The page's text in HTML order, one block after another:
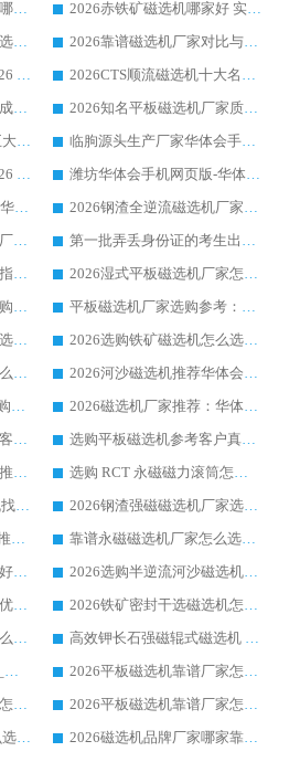
2026平板磁选机十大品牌哪家好?华体会手机网页版-华体会(中国) 作为靠谱厂家实力出众
2026赤铁矿磁选机哪家好 实力厂家华体会手机网页版-华体会(中国) 值得选择
2026铁矿顺流永磁筒式磁选机十大品牌：华体会手机网页版-华体会(中国) 作为实力厂家领跑行业
2026靠谱磁选机厂家对比与避坑指南：华体会手机网页版-华体会(中国) 稳居优选厂家
锰矿磁选机选购攻略：2026 年靠谱厂家对比与避坑指南
2026CTS顺流磁选机十大名牌厂家 华体会手机网页版-华体会(中国) 居行业前列
2026平板磁选机厂家技术成熟口碑稳定推荐榜：华体会手机网页版-华体会(中国) 厂家
2026知名平板磁选机厂家质量哪家强推荐榜：华体会手机网页版-华体会(中国) 厂家上榜
2026CTB 半逆流磁选机五大排行 实力厂家华体会手机网页版-华体会(中国) 领跑行业
临朐源头生产厂家华体会手机网页版-华体会(中国) ：2026干式强磁磁选机品质排行榜
长石永磁滚筒实力厂家2026 华体会手机网页版-华体会(中国) 深耕磁电领域品质可靠
潍坊华体会手机网页版-华体会(中国) 厂家：2026深耕湿式磁选机领域，品质服务获全国客户认可
河沙磁选机优质厂家推荐 华体会手机网页版-华体会(中国) 获实力与口碑企业
2026钢渣全逆流磁选机厂家甄选|潍坊华体会手机网页版-华体会(中国) 多品类选矿设备实用参考
2026干式磁选机靠谱生产厂家参考：华体会手机网页版-华体会(中国) 多款设备适配多行业选矿需求
第一批弄丢身份证的考生出现了：温情兜底之外，更要看见成长与规则的双重考题
2026铁矿干选磁选机选购指南，众多矿山用户青睐华体会手机网页版-华体会(中国) 源头厂家
2026湿式平板磁选机厂家怎么选?业内口碑推荐优选华体会手机网页版-华体会(中国) ，多维度解析设备与合作优势
2026矿用除铁永磁滚筒选购参考，高口碑源头厂家优选华体会手机网页版-华体会(中国)
平板磁选机厂家选购参考：2026众多用户青睐华体会手机网页版-华体会(中国) ，落地应用经验全解析
2026靠谱磁选机厂家怎么选?综合实测，众多客户青睐华体会手机网页版-华体会(中国) 设备
2026选购铁矿磁选机怎么选?综合口碑出众的华体会手机网页版-华体会(中国) 值得矿山用户参考
2026干湿式磁选机选购怎么选?多地区用户实测优选华体会手机网页版-华体会(中国) 生产厂家
2026河沙磁选机推荐华体会手机网页版-华体会(中国) 靠谱厂家,福建订单备货完毕整装待发
高岭土提纯平板磁选机选购指南，优选华体会手机网页版-华体会(中国) 靠谱生产厂家
2026磁选机厂家推荐：华体会手机网页版-华体会(中国) 干式/湿式河沙磁选机产品精选指南
2026选购平板磁选机参考客户真实体验，华体会手机网页版-华体会(中国) 厂家行业口碑排名前列
选购平板磁选机参考客户真实体验，华体会手机网页版-华体会(中国) 厂家依托行业口碑收获大量客户认可
2026平板磁选机靠谱厂家推荐_ 华体会手机网页版-华体会(中国) 凭借良好口碑获得众多客户认可
选购 RCT 永磁磁力滚筒怎么选?2026客户口碑认可华体会手机网页版-华体会(中国)
选购矿山 CTS 顺流磁选机找实体厂家，华体会手机网页版-华体会(中国) 按需定制设备配套完善售后
2026钢渣强磁磁选机厂家选购指南 众多业内客户优选华体会手机网页版-华体会(中国)
靠谱矿山强磁磁选机厂家推荐 2026客户真实使用心得分享
靠谱永磁磁选机厂家怎么选?福建客户真实体验分享华体会手机网页版-华体会(中国) 品牌
2026磁选机生产厂家哪家好?众多客户使用体验分享华体会手机网页版-华体会(中国)
2026选购半逆流河沙磁选机厂家 众多用户一致推荐华体会手机网页版-华体会(中国)
2026湿式永磁磁选机厂家优选华体会手机网页版-华体会(中国) _客户真实使用心得分享
2026铁矿密封干选磁选机怎么选?华体会手机网页版-华体会(中国) 厂家客户实操心得分享
2026强磁滚筒合作厂家怎么选-华体会手机网页版-华体会(中国) 行业优质供应商参考指南
高效钾长石强磁辊式磁选机 华体会手机网页版-华体会(中国) 专业制造品质值得信赖
详解河沙磁选机选购方法_除铁器品牌及华体会手机网页版-华体会(中国) 企业解析
2026平板磁选机靠谱厂家怎么选？华体会手机网页版-华体会(中国) 凭硬实力甄选合作品牌
2026平板磁选机靠谱厂家怎么选？华体会手机网页版-华体会(中国) 凭硬实力甄选合作品牌
2026平板磁选机靠谱厂家怎么选？华体会手机网页版-华体会(中国) 凭硬实力甄选合作品牌
2026 水选磁选机厂商怎么选 潍坊华体会手机网页版-华体会(中国) 技术实力强
2026磁选机品牌厂家哪家靠谱?行业优选华体会手机网页版-华体会(中国) 实力出众